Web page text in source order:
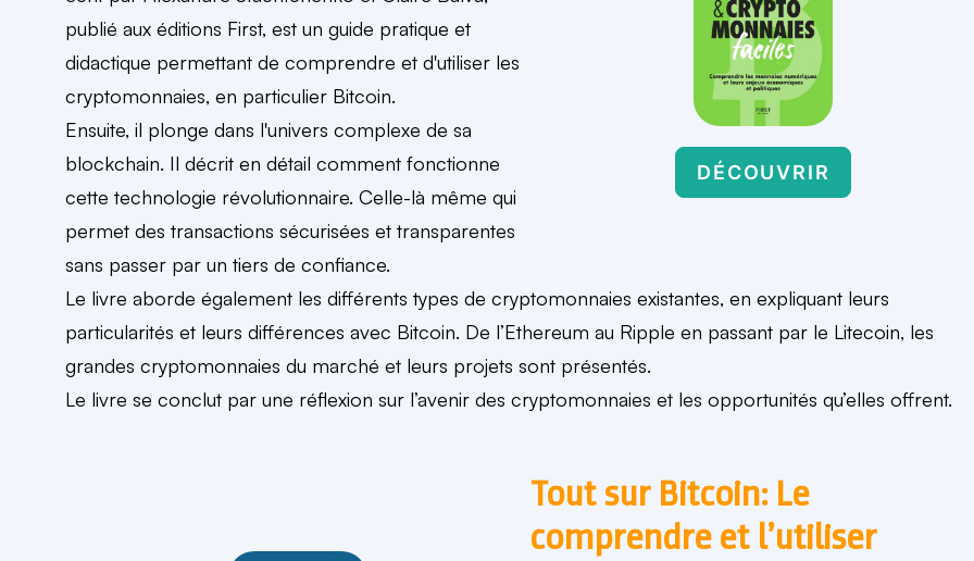
publié aux éditions First, est un guide pratique et
didactique permettant de comprendre et d'utiliser les
cryptomonnaies, en particulier Bitcoin.
Ensuite, il plonge dans l'univers complexe de sa
blockchain. Il décrit en détail comment fonctionne
cette technologie révolutionnaire. Celle-là même qui
permet des transactions sécurisées et transparentes
sans passer par un tiers de confiance.
DÉCOUVRIR
Le livre aborde également les différents types de cryptomonnaies existantes, en expliquant leurs
particularités et leurs différences avec Bitcoin. De l’Ethereum au Ripple en passant par le Litecoin, les
grandes cryptomonnaies du marché et leurs projets sont présentés.
Le livre se conclut par une réflexion sur l’avenir des cryptomonnaies et les opportunités qu’elles offrent.
Tout sur Bitcoin: Le
comprendre et l’utiliser